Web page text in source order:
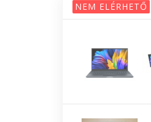
NEM ELÉRHETŐ